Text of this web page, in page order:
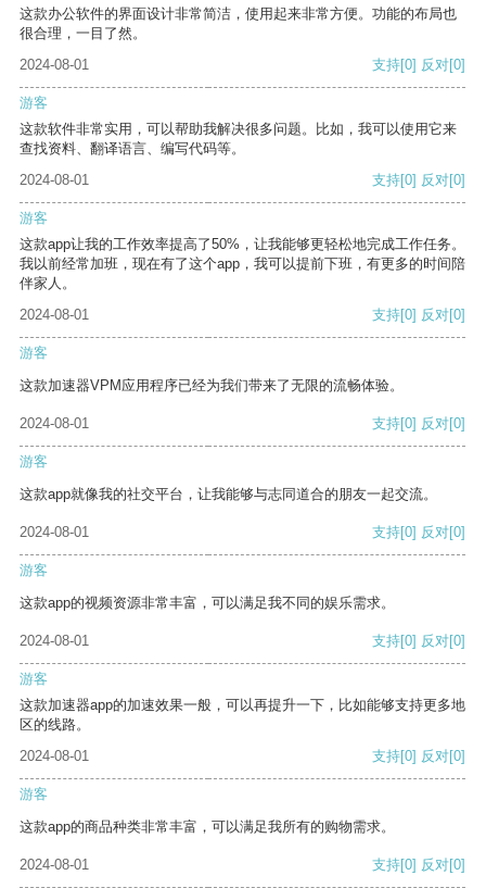
这款办公软件的界面设计非常简洁，使用起来非常方便。功能的布局也
很合理，一目了然。
2024-08-01
支持[0] 反对[0]
游客
这款软件非常实用，可以帮助我解决很多问题。比如，我可以使用它来
查找资料、翻译语言、编写代码等。
2024-08-01
支持[0] 反对[0]
游客
这款app让我的工作效率提高了50%，让我能够更轻松地完成工作任务。
我以前经常加班，现在有了这个app，我可以提前下班，有更多的时间陪
伴家人。
2024-08-01
支持[0] 反对[0]
游客
这款加速器VPM应用程序已经为我们带来了无限的流畅体验。
2024-08-01 支持[0] 反对[0]
游客
这款app就像我的社交平台，让我能够与志同道合的朋友一起交流。
2024-08-01 支持[0] 反对[0]
游客
这款app的视频资源非常丰富，可以满足我不同的娱乐需求。
2024-08-01 支持[0] 反对[0]
游客
这款加速器app的加速效果一般，可以再提升一下，比如能够支持更多地
区的线路。
2024-08-01
支持[0] 反对[0]
游客
这款app的商品种类非常丰富，可以满足我所有的购物需求。
2024-08-01 支持[0] 反对[0]